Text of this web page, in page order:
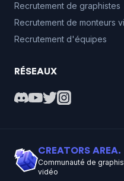
Recrutement de graphistes
Recrutement de monteurs
Recrutement d'équipes
RÉSEAUX
CREATORS AREA.
Communauté de
vidéo